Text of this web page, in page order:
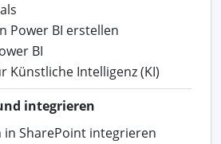
Power BI erstellen
BI
Künstliche Intelligenz (KI)
integrieren
in SharePoint integrieren